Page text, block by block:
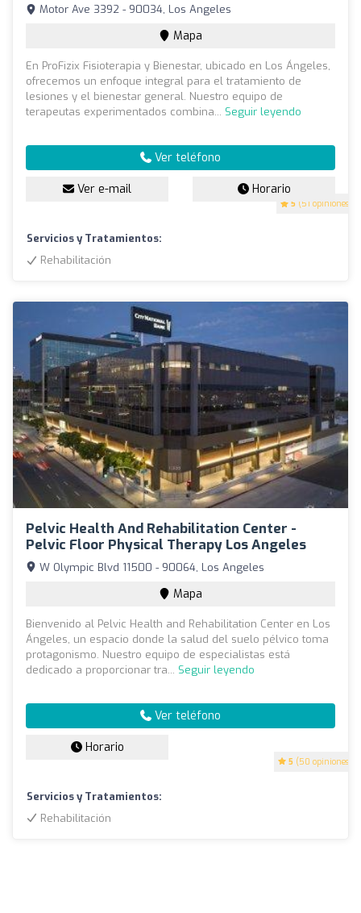
5 (51 opiniones)
Motor Ave 3392 - 90034, Los Angeles
Mapa
En ProFizix Fisioterapia y Bienestar, ubicado en Los Ángeles,
ofrecemos un enfoque integral para el tratamiento de
lesiones y el bienestar general. Nuestro equipo de
terapeutas experimentados combina... Seguir leyendo
Ver teléfono
Ver e-mail Horario
Servicios y Tratamientos:
Rehabilitación
Pelvic Health And Rehabilitation Center -
Pelvic Floor Physical Therapy Los Angeles
5 (50 opiniones)
W Olympic Blvd 11500 - 90064, Los Angeles
Mapa
Bienvenido al Pelvic Health and Rehabilitation Center en Los
Ángeles, un espacio donde la salud del suelo pélvico toma
protagonismo. Nuestro equipo de especialistas está
dedicado a proporcionar tra... Seguir leyendo
Ver teléfono
Horario
Servicios y Tratamientos:
Rehabilitación